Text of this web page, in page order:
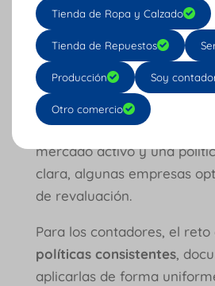
¿Se deben reconocer
¿Cómo se miden al cierre
Bajo NIIF, si se clasifican
generalmente se miden al
deterioro. Sin embargo,
mercado activo y una
clara, algunas empresas
de revaluación.
Para los contadores, el reto
políticas consistentes,
aplicarlas de forma
Tienda de Ropa y Calzado
Tienda de Repuestos
Producción Soy
Otro comercio